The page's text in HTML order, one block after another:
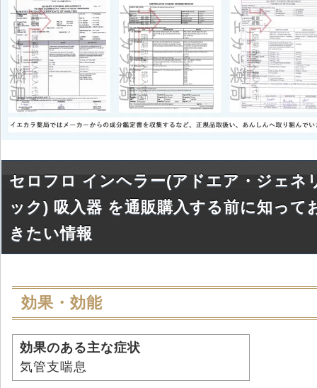
セロフロ インヘラー(アドエア・ジェネ
ック) 吸入器 を通販購入する前に知って
きたい情報
効果・効能
効果のある主な症状
気管支喘息